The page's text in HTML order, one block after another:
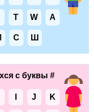
T W А
С Ш
с буквы #
J K